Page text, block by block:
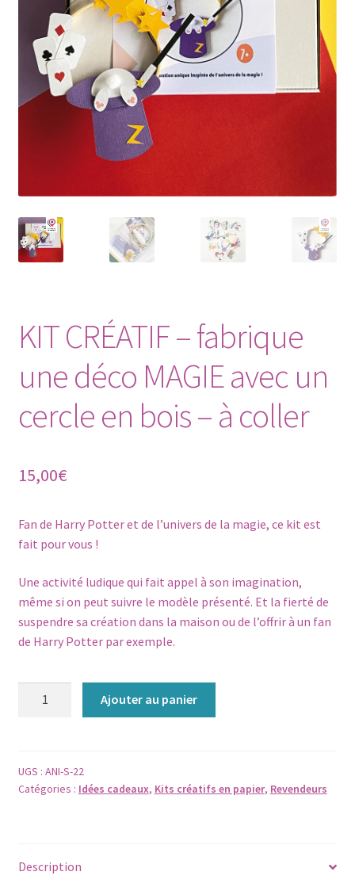
Petit Prix
KIT CRÉATIF – fabrique
une déco MAGIE avec un
cercle en bois – à coller
15,00€
Fan de Harry Potter et de l’univers de la magie, ce kit est
fait pour vous !
Une activité ludique qui fait appel à son imagination,
même si on peut suivre le modèle présenté. Et la fierté de
suspendre sa création dans la maison ou de l’offrir à un fan
de Harry Potter par exemple.
-
fabrique
avec
Ajouter au panier
UGS : ANI-S-22
Catégories : Idées cadeaux, Kits créatifs en papier, Revendeurs
Description